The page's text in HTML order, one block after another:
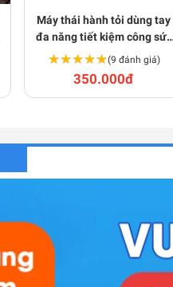
Máy thái hành tỏi dùng tay
đa năng tiết kiệm công sức
E126
★★★★★
★★★★★(9 đánh giá)
350.000đ